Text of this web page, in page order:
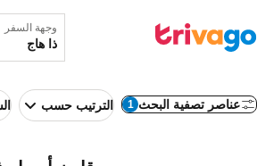
وجهة السفر
عناصر تصفية البحث 1 الترتيب حسب